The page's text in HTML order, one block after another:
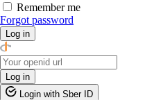
Remember me
Forgot password
Log in
Log in
Login with Sber ID